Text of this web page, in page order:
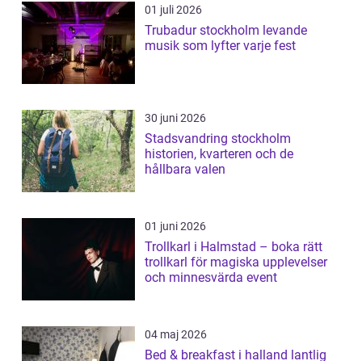
01 juli 2026
Trubadur stockholm levande
musik som lyfter varje fest
30 juni 2026
Stadsvandring stockholm
historien, kvarteren och de
hållbara valen
01 juni 2026
Trollkarl i Halmstad – boka rätt
trollkarl för magiska upplevelser
och minnesvärda event
04 maj 2026
Bed & breakfast i halland lantlig